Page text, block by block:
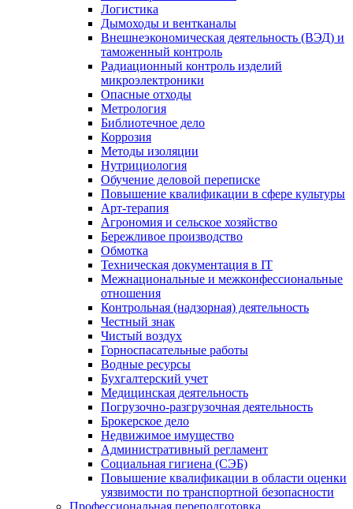
Логистика
Дымоходы и вентканалы
Внешнеэкономическая деятельность (ВЭД) и
таможенный контроль
Радиационный контроль изделий
микроэлектроники
Опасные отходы
Метрология
Библиотечное дело
Коррозия
Методы изоляции
Нутрициология
Обучение деловой переписке
Повышение квалификации в сфере культуры
Арт-терапия
Агрономия и сельское хозяйство
Бережливое производство
Обмотка
Техническая документация в IT
Межнациональные и межконфессиональные
отношения
Контрольная (надзорная) деятельность
Честный знак
Чистый воздух
Горноспасательные работы
Водные ресурсы
Бухгалтерский учет
Медицинская деятельность
Погрузочно-разгрузочная деятельность
Брокерское дело
Недвижимое имущество
Административный регламент
Социальная гигиена (СЭБ)
Повышение квалификации в области оценки
уязвимости по транспортной безопасности
Профессиональная переподготовка